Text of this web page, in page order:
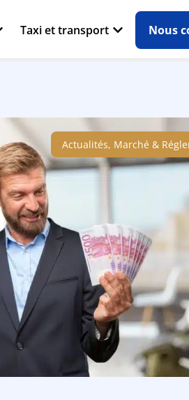
Taxi et transport Nous
Actualités, Marché &